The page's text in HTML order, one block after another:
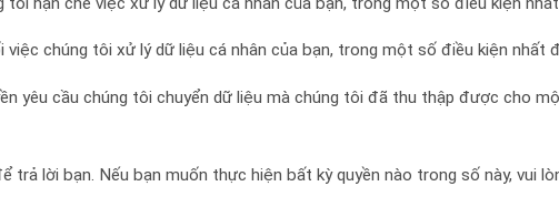
chúng tôi xử lý dữ liệu cá nhân của bạn, trong một số điều kiện nhất
yêu cầu chúng tôi chuyển dữ liệu mà chúng tôi đã thu thập được cho
lời bạn. Nếu bạn muốn thực hiện bất kỳ quyền nào trong số này, vui